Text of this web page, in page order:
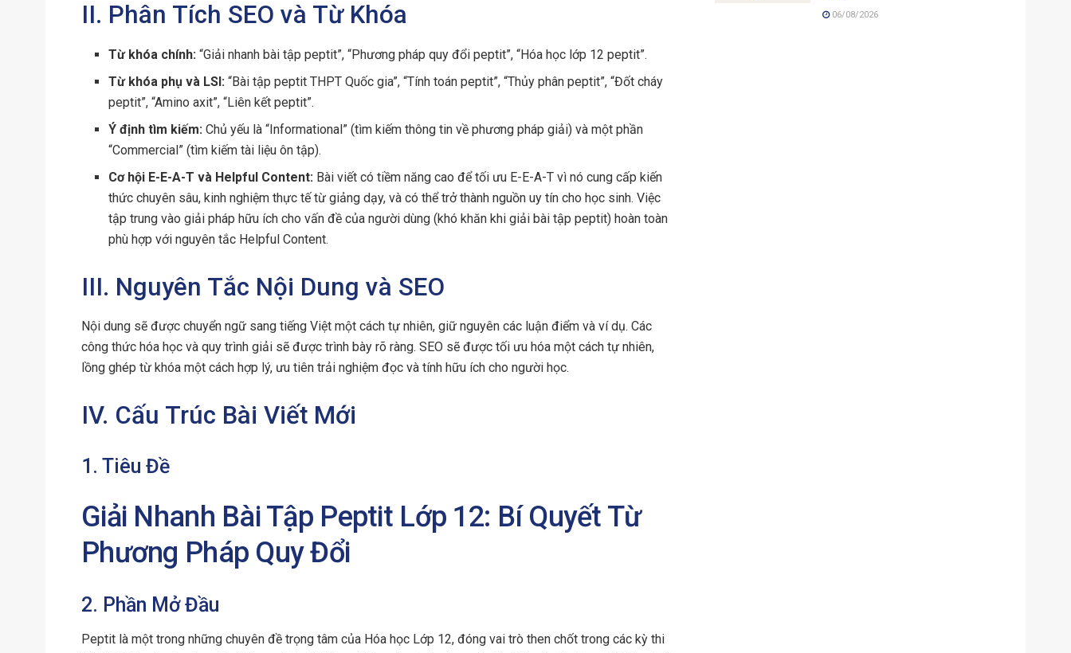
II. Phân Tích SEO và Từ Khóa
Từ khóa chính: “Giải nhanh bài tập peptit”, “Phương pháp quy đổi peptit”, “Hóa học lớp 12 peptit”.
Từ khóa phụ và LSI: “Bài tập peptit THPT Quốc gia”, “Tính toán peptit”, “Thủy phân peptit”, “Đốt cháy
peptit”, “Amino axit”, “Liên kết peptit”.
Ý định tìm kiếm: Chủ yếu là “Informational” (tìm kiếm thông tin về phương pháp giải) và một phần
“Commercial” (tìm kiếm tài liệu ôn tập).
Cơ hội E-E-A-T và Helpful Content: Bài viết có tiềm năng cao để tối ưu E-E-A-T vì nó cung cấp kiến
thức chuyên sâu, kinh nghiệm thực tế từ giảng dạy, và có thể trở thành nguồn uy tín cho học sinh. Việc
tập trung vào giải pháp hữu ích cho vấn đề của người dùng (khó khăn khi giải bài tập peptit) hoàn toàn
phù hợp với nguyên tắc Helpful Content.
III. Nguyên Tắc Nội Dung và SEO
Nội dung sẽ được chuyển ngữ sang tiếng Việt một cách tự nhiên, giữ nguyên các luận điểm và ví dụ. Các
công thức hóa học và quy trình giải sẽ được trình bày rõ ràng. SEO sẽ được tối ưu hóa một cách tự nhiên,
lồng ghép từ khóa một cách hợp lý, ưu tiên trải nghiệm đọc và tính hữu ích cho người học.
IV. Cấu Trúc Bài Viết Mới
1. Tiêu Đề
Giải Nhanh Bài Tập Peptit Lớp 12: Bí Quyết Từ
Phương Pháp Quy Đổi
2. Phần Mở Đầu
Peptit là một trong những chuyên đề trọng tâm của Hóa học Lớp 12, đóng vai trò then chốt trong các kỳ thi
06/08/2026